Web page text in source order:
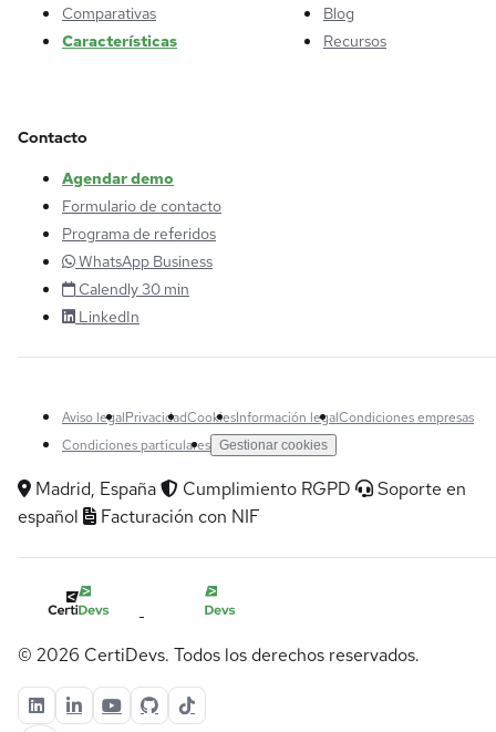
Comparativas
Características
Blog
Recursos
Contacto
Agendar demo
Formulario de contacto
Programa de referidos
WhatsApp Business
Calendly 30 min
LinkedIn
Aviso legalPrivacidadCookiesInformación legalCondiciones empresas
Condiciones particulares Gestionar cookies
Madrid, España Cumplimiento RGPD
Soporte en
español
Facturación con NIF
© 2026 CertiDevs. Todos los derechos reservados.